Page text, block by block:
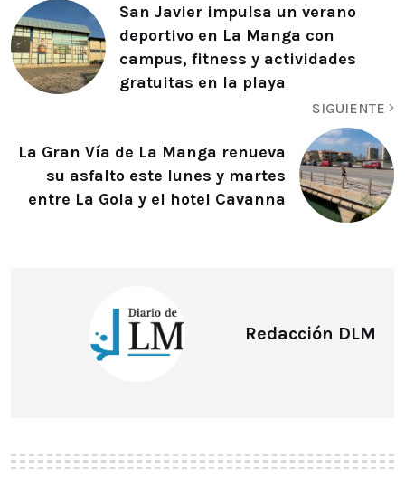
San Javier impulsa un verano
deportivo en La Manga con
campus, fitness y actividades
gratuitas en la playa
SIGUIENTE
La Gran Vía de La Manga renueva
su asfalto este lunes y martes
entre La Gola y el hotel Cavanna
Redacción DLM